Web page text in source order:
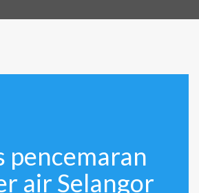
pencemaran
air Selangor